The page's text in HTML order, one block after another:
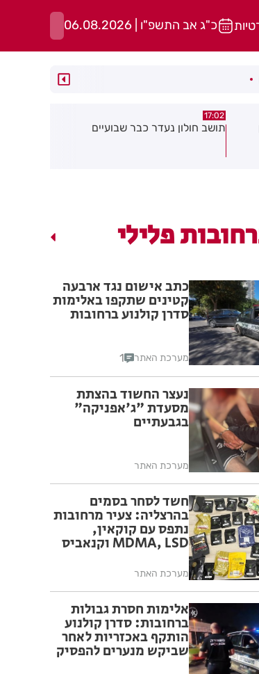
כ"ג אב התשפ"ו | 06.08.2026
15:21
"הרצל שמח בחמישי": עיריית רחובות
פלילי
כתב אישום נגד ארבעה
קטינים שתקפו באלימות
סדרן קולנוע ברחובות
מערכת האתר 1
נעצר החשוד בהצתת
מסעדת "ג'אפניקה"
בגבעתיים
מערכת האתר
חשד לסחר בסמים
בהרצליה: צעיר מרחובות
נתפס עם קוקאין,
MDMA, LSD וקנאביס
מערכת האתר
אלימות חסרת גבולות
ברחובות: סדרן קולנוע
הותקף באכזריות לאחר
שביקש מנערים להפסיק